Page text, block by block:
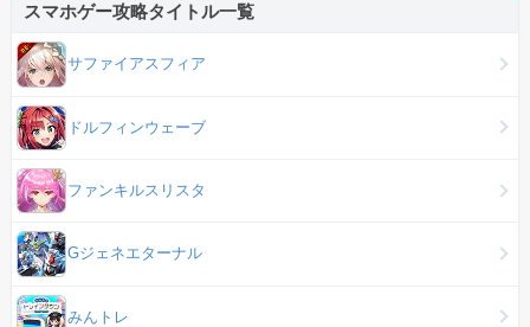
スマホゲー攻略タイトル一覧
サファイアスフィア
ドルフィンウェーブ
ファンキルスリスタ
Gジェネエターナル
みんトレ